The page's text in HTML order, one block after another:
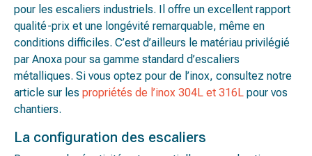
pour les escaliers industriels. Il offre un excellent rapport
qualité-prix et une longévité remarquable, même en
conditions difficiles. C’est d’ailleurs le matériau privilégié
par Anoxa pour sa gamme standard d’escaliers
métalliques. Si vous optez pour de l’inox, consultez notre
article sur les propriétés de l’inox 304L et 316L pour vos
chantiers.
La configuration des escaliers